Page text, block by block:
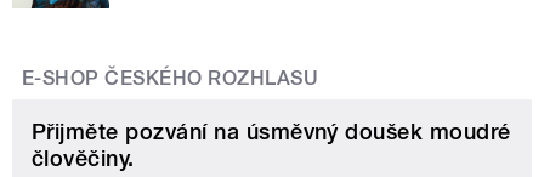
E-SHOP ČESKÉHO ROZHLASU
Přijměte pozvání na úsměvný doušek moudré
člověčiny.